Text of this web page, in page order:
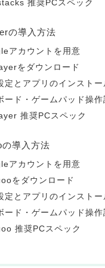
推奨PCスペック
の導入方法
アカウントを用意
をダウンロード
定とアプリのインストー
ード・ゲームパッド操作
推奨PCスペック
導入方法
アカウントを用意
をダウンロード
定とアプリのインストー
ード・ゲームパッド操作
推奨PCスペック